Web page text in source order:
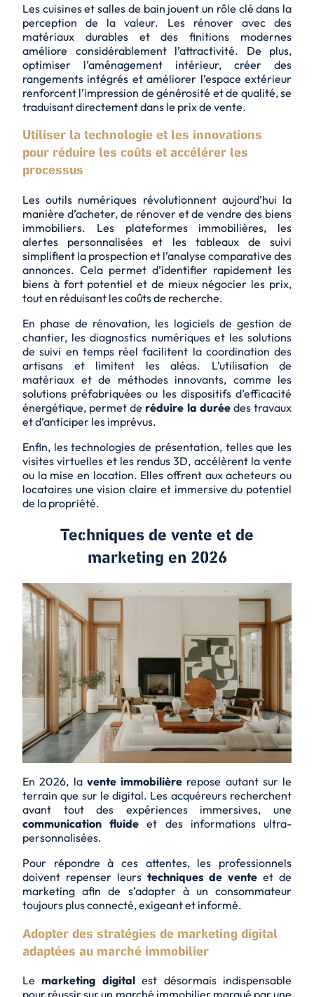
Les cuisines et salles de bain jouent un rôle clé dans la
perception de la valeur. Les rénover avec des
matériaux durables et des finitions modernes
améliore considérablement l’attractivité. De plus,
optimiser l’aménagement intérieur, créer des
rangements intégrés et améliorer l’espace extérieur
renforcent l’impression degénérosité et de qualité, se
traduisant directement dans le prix de vente.
Utiliser la technologie et les innovations
pour réduire les coûts et accélérer les
processus
Les outils numériques révolutionnent aujourd’hui la
manière d’acheter, de rénover et de vendre des biens
immobiliers. Les plateformes immobilières, les
alertes personnalisées et les tableaux de suivi
simplifient la prospection et l’analyse comparative des
annonces. Cela permet d’identifier rapidement les
biens à fort potentiel et de mieux négocier les prix,
tout en réduisant les coûts de recherche.
En phase de rénovation, les logiciels de gestion de
chantier, les diagnostics numériques et les solutions
de suivi en temps réel facilitent la coordination des
artisans et limitent les aléas. L’utilisation de
matériaux et de méthodes innovants, comme les
solutions préfabriquées ou les dispositifs d’efficacité
énergétique, permet deréduire la duréedes travaux
et d’anticiper les imprévus.
Enfin, les technologies de présentation, telles que les
visites virtuelles et les rendus 3D, accélèrent la vente
ou la mise en location. Elles offrent aux acheteurs ou
locataires une vision claire et immersive du potentiel
de la propriété.
Techniques de vente et de
marketing en 2026
En 2026, la vente immobilière repose autant sur le
terrain que sur ledigital. Les acquéreurs recherchent
avant tout des expériences immersives, une
communication fluide et des informationsultra-
personnalisées.
Pour répondre à ces attentes, les professionnels
doivent repenser leurs techniques de vente et de
marketing afin de s’adapter à un consommateur
toujours plus connecté, exigeant et informé.
Adopter des stratégies de marketing digital
adaptées au marché immobilier
Lemarketing digitalest désormais indispensable